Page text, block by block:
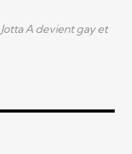
A devient gay et